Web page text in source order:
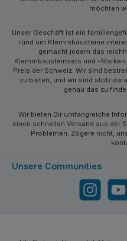
möchten
Unser Geschäft ist ein
rund um Klemmbausteine
gemacht jedem das
Klemmbausteinsets und
Preis der Schweiz. Wir sind
zu bieten, und wir sind stolz
genau das zu
Wir bieten Dir umfangreiche
einen schnellen Versand aus der
Problemen. Zögere nicht,
Unsere Communities
Instagram